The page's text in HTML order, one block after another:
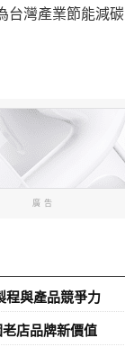
灣產業節能減碳
廣告
程與產品競爭力
店品牌新價值